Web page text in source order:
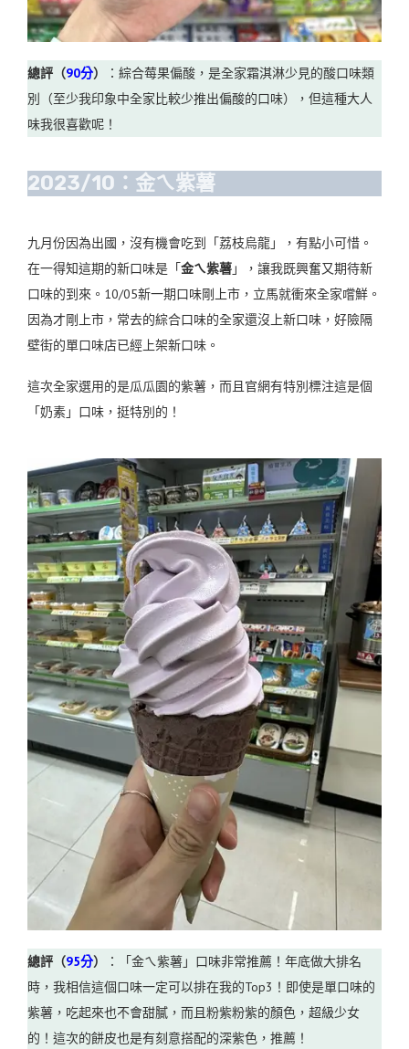
總評（90分）
：綜合莓果偏酸，是全家霜淇淋少見的酸口味類
別（至少我印象中全家比較少推出偏酸的口味），但這種大人
味我很喜歡呢！
2023/10：金ㄟ紫薯
九月份因為出國，沒有機會吃到「荔枝烏龍」，有點小可惜。
在一得知這期的新口味是「金ㄟ紫薯」，讓我既興奮又期待新
口味的到來。10/05新一期口味剛上市，立馬就衝來全家嚐鮮。
因為才剛上市，常去的綜合口味的全家還沒上新口味，好險隔
壁街的單口味店已經上架新口味。
這次全家選用的是瓜瓜園的紫薯，而且官網有特別標注這是個
「奶素」口味，挺特別的！
總評（95分）
：「金ㄟ紫薯」口味非常推薦！年底做大排名
時，我相信這個口味一定可以排在我的Top3！即使是單口味的
紫薯，吃起來也不會甜膩，而且粉紫粉紫的顏色，超級少女
的！這次的餅皮也是有刻意搭配的深紫色，推薦！